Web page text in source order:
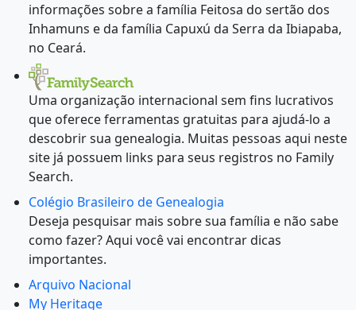
informações sobre a família Feitosa do sertão dos
Inhamuns e da família Capuxú da Serra da Ibiapaba,
no Ceará.
Uma organização internacional sem fins lucrativos
que oferece ferramentas gratuitas para ajudá-lo a
descobrir sua genealogia. Muitas pessoas aqui neste
site já possuem links para seus registros no Family
Search.
Colégio Brasileiro de Genealogia
Deseja pesquisar mais sobre sua família e não sabe
como fazer? Aqui você vai encontrar dicas
importantes.
Arquivo Nacional
My Heritage